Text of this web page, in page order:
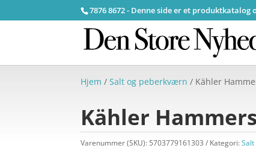
7876 8672 - Denne side er et
Hjem /Salt og peberkværn / Kähler
Kähler
Varenummer (SKU): 5703779161303 Kategori: